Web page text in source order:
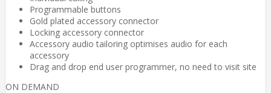
Programmable buttons
Gold plated accessory connector
Locking accessory connector
Accessory audio tailoring optimises audio for each
accessory
Drag and drop end user programmer, no need to visit site
ON DEMAND